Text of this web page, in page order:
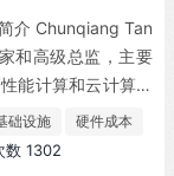
介 Chunqiang Tan
和高级总监，主要
能计算和云计算。
研究中心的研究
础设施
硬件成本
数 1302